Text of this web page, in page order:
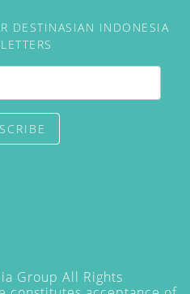
DESTINASIAN INDONESIA
Group All Rights